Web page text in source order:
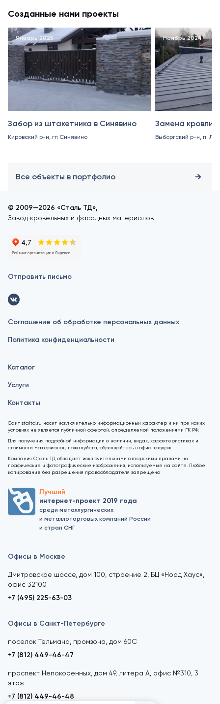
Созданные нами проекты
Январь 2025
Забор из штакетника в Синявино
Кировский р-н, гп Синявино
Ноябрь 2024
Замена кровли
Выборгский р-н, п.
Все объекты в портфолио
© 2009—2026 «Сталь ТД»,
Завод кровельных и фасадных материалов
Отправить письмо
Соглашение об обработке персональных данных
Политика конфиденциальности
Каталог
Услуги
Контакты
Сайт staltd.ru носит исключительно информационный характер и ни при каких
условиях не является публичной офертой, определяемой положениями ГК РФ.
Для получения подробной информации о наличии, видах, характеристиках и
стоимости материалов, пожалуйста, обращайтесь в офис продаж.
Компания Сталь ТД обладает исключительными авторскими правами на
графические и фотографические изображения, используемые на сайте. Любое
копирование без разрешения правообладателя запрещено
Лучший
интернет-проект 2019 года
среди металлургических
и металлоторговых компаний России
и стран СНГ
Офисы в Москве
Дмитровское шоссе, дом 100, строение 2, БЦ «Норд Хаус»,
офис 32100
+7 (495) 225-63-03
Офисы в Санкт-Петербурге
поселок Тельмана, промзона, дом 60С
+7 (812) 449-46-47
проспект Непокоренных, дом 49, литера А, офис №310, 3
этаж
+7 (812) 449-46-48